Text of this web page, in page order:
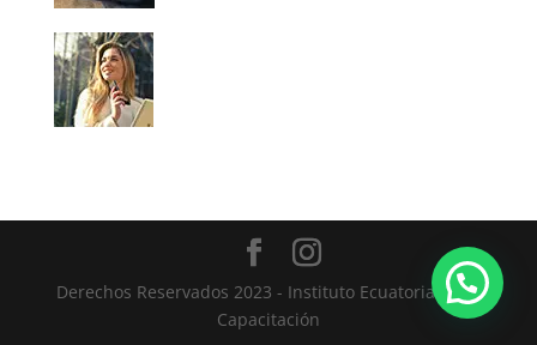
Derechos Reservados 2023 - Instituto Ecuatoriano de
Capacitación